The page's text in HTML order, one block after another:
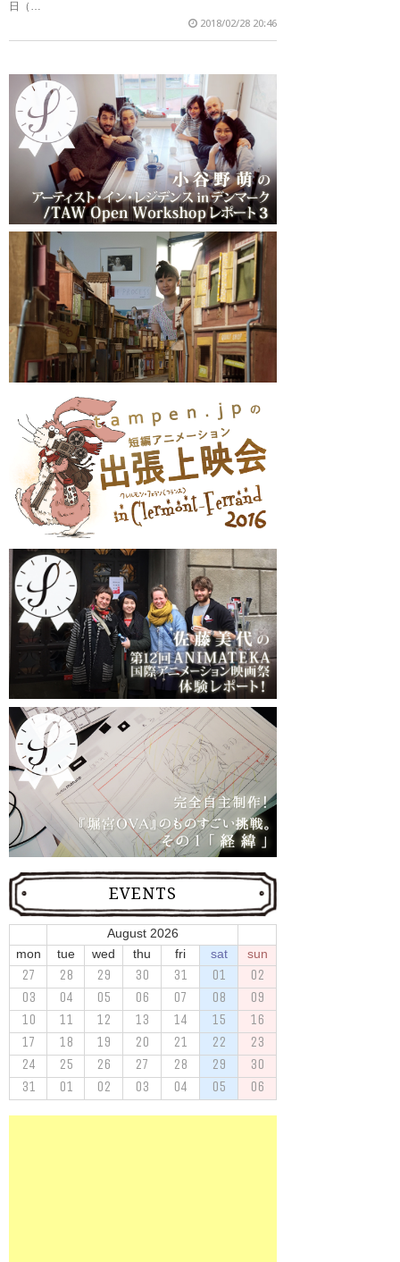
日（…
2018/02/28 20:46
EVENTS
August 2026
mon
tue wed thu fri sat sun
27 28 29 30 31 01
02
03
04 05 06 07 08
09
10
11 12 13 14 15
16
17
18 19 20 21 22
23
24
25 26 27 28 29
30
31
01 02 03 04 05 06